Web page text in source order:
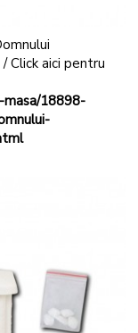
Click aici pentru
18898-